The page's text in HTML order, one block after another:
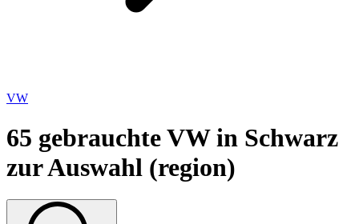
VW
65 gebrauchte VW in Schwarz
zur Auswahl (region)